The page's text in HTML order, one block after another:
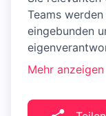
Teams
eingebunden
Mehr anzeigen